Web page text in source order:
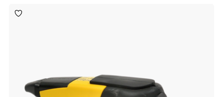
Toevoegen
aan